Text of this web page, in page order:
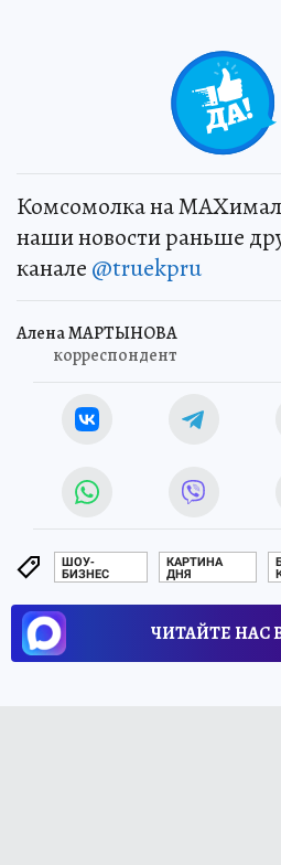
Комсомолка на
наши новости раньше
канале @truekpru
Алена МАРТЫНОВА
корреспондент
ШОУ-
БИЗНЕС
КАРТИНА
ДНЯ
ЧИТАЙТЕ НАС